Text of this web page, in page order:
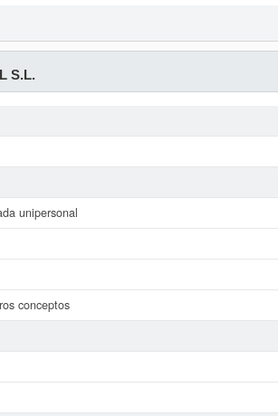
S.L.
unipersonal
conceptos